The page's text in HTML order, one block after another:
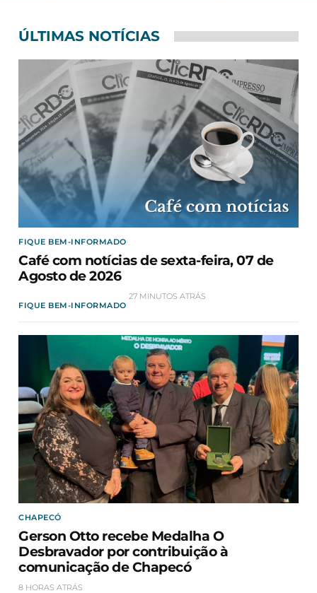
ÚLTIMAS NOTÍCIAS
FIQUE BEM-INFORMADO
Café com notícias de sexta-feira, 07 de
Agosto de 2026
FIQUE BEM-INFORMADO
27 MINUTOS ATRÁS
CHAPECÓ
Gerson Otto recebe Medalha O
Desbravador por contribuição à
comunicação de Chapecó
8 HORAS ATRÁS